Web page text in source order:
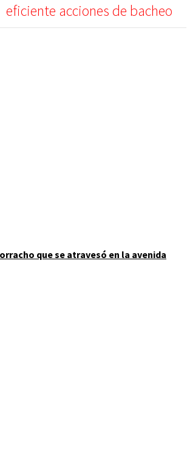
eficiente acciones de bacheo
que se atravesó en la avenida